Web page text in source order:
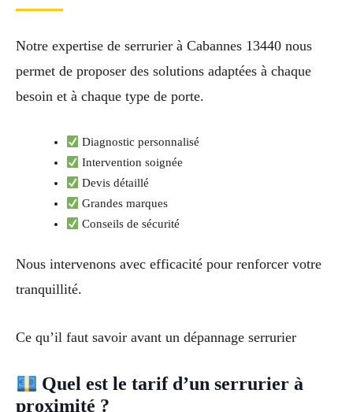
Notre expertise de serrurier à Cabannes 13440 nous
permet de proposer des solutions adaptées à chaque
besoin et à chaque type de porte.
Diagnostic personnalisé
Intervention soignée
Devis détaillé
Grandes marques
Conseils de sécurité
Nous intervenons avec efficacité pour renforcer votre
tranquillité.
Ce qu’il faut savoir avant un dépannage serrurier
Quel est le tarif d’un serrurier à
proximité ?